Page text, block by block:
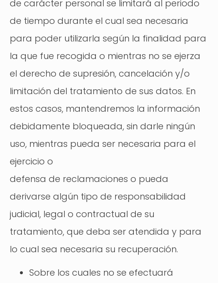
de carácter personal se limitará al periodo
de tiempo durante el cual sea necesaria
para poder utilizarla según la finalidad para
la que fue recogida o mientras no se ejerza
el derecho de supresión, cancelación y/o
limitación del tratamiento de sus datos. En
estos casos, mantendremos la información
debidamente bloqueada, sin darle ningún
uso, mientras pueda ser necesaria para el
ejercicio o
defensa de reclamaciones o pueda
derivarse algún tipo de responsabilidad
judicial, legal o contractual de su
tratamiento, que deba ser atendida y para
lo cual sea necesaria su recuperación.
Sobre los cuales no se efectuará